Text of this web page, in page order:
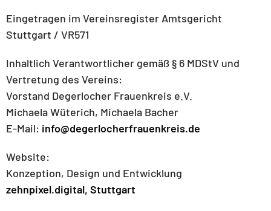
Eingetragen im Vereinsregister Amtsgericht
Stuttgart / VR571
Inhaltlich Verantwortlicher gemäß § 6 MDStV und
Vertretung des Vereins:
Vorstand Degerlocher Frauenkreis e.V.
Michaela Wüterich, Michaela Bacher
E-Mail: info@degerlocherfrauenkreis.de
Website:
Konzeption, Design und Entwicklung
zehnpixel.digital, Stuttgart